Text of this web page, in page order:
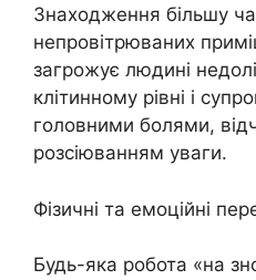
Знаходження більшу
непровітрюваних
загрожує людині
клітинному рівні і
головними болями,
розсіюванням уваги.
Фізичні та емоційні
Будь-яка робота «на